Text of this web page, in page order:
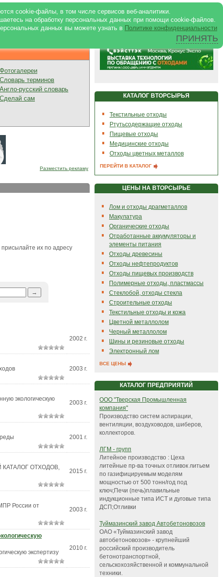
cookie-файлы, в том числе сервисов веб-аналитики.
на обработку персональных данных при помощи cookie-файлов.
данных вы можете узнать в Политике конфиденциальности
ПРИНЯТЬ
|Реклама в журнале |
Фотогалереи
Словарь терминов
Англо-русский словарь
Сделай сам
Разместить рекламу
их по адресу
2002 г.
2003 г.
экологическую
2003 г.
2001 г.
КАТАЛОГ ОТХОДОВ,
2015 г.
России от
2003 г.
экспертизу
2010 г.
КАТАЛОГ ВТОРСЫРЬЯ
Текстильные отходы
Ртутьсодержащие отходы
Пищевые отходы
Медицинские отходы
Отходы цветных металлов
ПЕРЕЙТИ В КАТАЛОГ
ЦЕНЫ НА ВТОРСЫРЬЕ
Лом и отходы драгметаллов
Макулатура
Органические отходы
Отработанные аккумуляторы и
элементы питания
Отходы древесины
Отходы нефтепродуктов
Отходы пищевых производств
Полимерные отходы, пластмассы
Стеклобой, отходы стекла
Строительные отходы
Текстильные отходы и кожа
Цветной металлолом
Черный металлолом
Шины и резиновые отходы
Электронный лом
ВСЕ ЦЕНЫ
КАТАЛОГ ПРЕДПРИЯТИЙ
ООО "Тверская Промышленная
компания"
Производство систем аспирации,
вентиляции, воздуховодов, шиберов,
коллекторов.
ЛГМ - групп
Литейное производство : Цеха
литейные пр-ва точных отливок литьем
по газифицируемым моделям
мощностью от 500 тонн/год под
ключ;Печи (печь)плавильные
индукционные типа ИСТ и дуговые типа
ДСП;Отливки
Туймазинский завод Автобетоновозов
ОАО «Туймазинский завод
автобетоновозов» - крупнейший
российский производитель
бетонотранспортной,
сельскохозяйственной и коммунальной
техники.